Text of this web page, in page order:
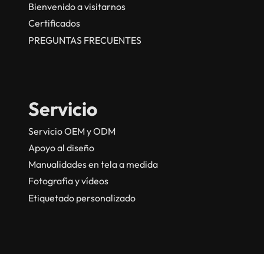
Bienvenido a visitarnos
Certificados
PREGUNTAS FRECUENTES
Servicio
Servicio OEM y ODM
Apoyo al diseño
Manualidades en tela a medida
Fotografía y vídeos
Etiquetado personalizado